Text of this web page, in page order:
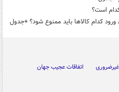
است؟
کدام کالاها باید ممنوع‌ شود؟ +جدول
اتفاقات عجیب جهان